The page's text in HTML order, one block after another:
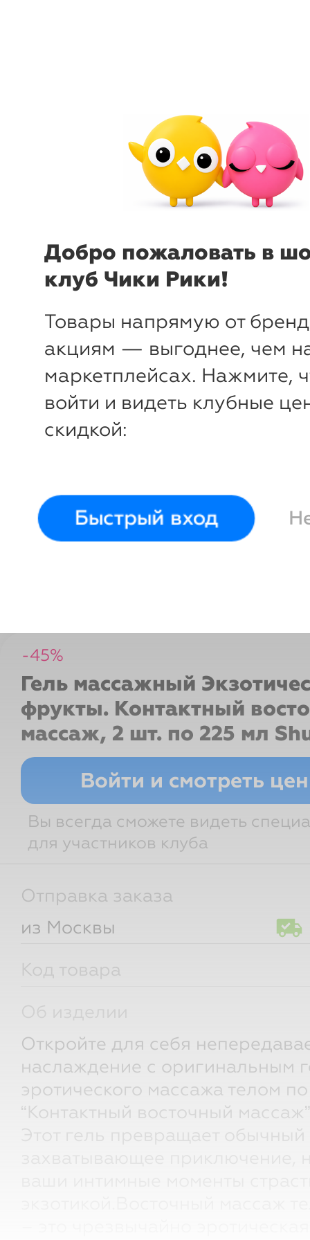
Добро пожаловать в
клуб Чики Рики!
Товары напрямую от
акциям — выгоднее, чем
маркетплейсах. Нажмите,
войти и видеть клубные
скидкой:
Быстрый вход
-45%
Гель массажный
фрукты. Контактный
массаж, 2 шт. по 225 мл
Войти и смотреть
Вы всегда сможете видеть
для участников клуба
Отправка заказа
из Москвы
Код товара
Откройте для себя
наслаждение с оригинальным
эротического массажа телом
“Контактный восточный
Этот гель превращает